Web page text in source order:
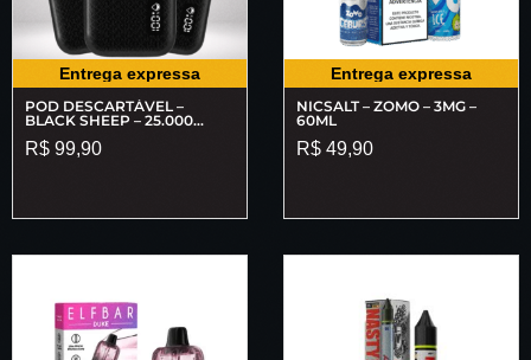
Entrega expressa
POD DESCARTÁVEL –
BLACK SHEEP – 25.000
R$ 99,90
Entrega expressa
NICSALT – ZOMO – 3MG –
60ML
R$ 49,90